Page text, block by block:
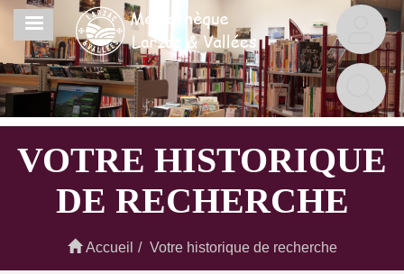
Aller
contenu
principal
MENU
VOTRE HISTORIQUE
DE RECHERCHE
Accueil Votre historique de recherche